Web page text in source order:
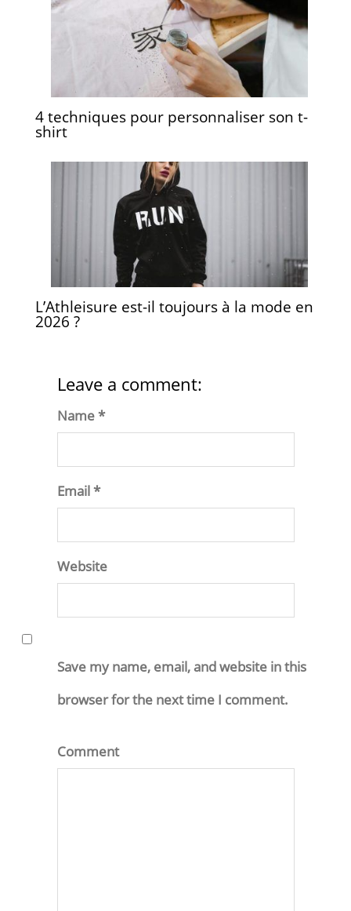
4 techniques pour personnaliser son t-
shirt
L’Athleisure est-il toujours à la mode en
2026 ?
Leave a comment:
Name *
Email *
Website
Save my name, email, and website in this
browser for the next time I comment.
Comment